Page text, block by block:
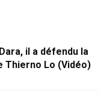
il a défendu la
Thierno Lo (Vidéo)